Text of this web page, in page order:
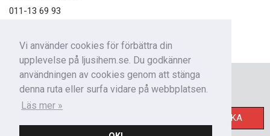
Vi använder cookies för förbättra din
upplevelse på ljusihem.se. Du godkänner
användningen av cookies genom att stänga
denna ruta eller surfa vidare på webbplatsen.
Läs mer »
011-13 69 93
Nyhetsbrev
SKICKA